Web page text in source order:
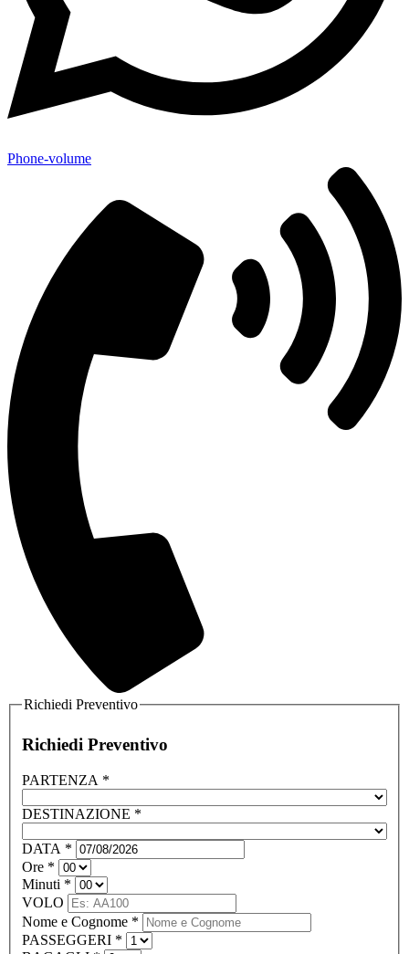
Phone-volume
Richiedi Preventivo
Richiedi Preventivo
PARTENZA *
DESTINAZIONE *
DATA *
Ore *
Minuti *
VOLO
Nome e Cognome *
PASSEGGERI *